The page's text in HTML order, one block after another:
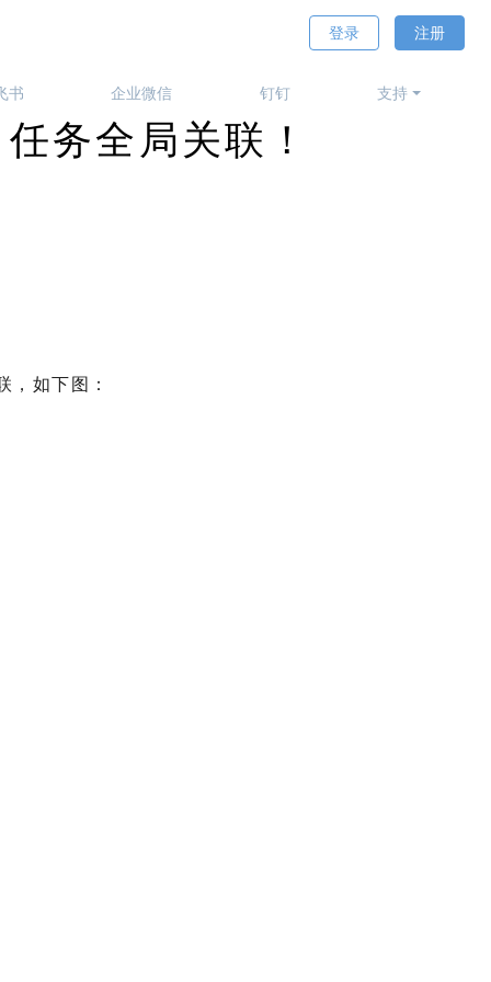
登录 注册
书 企业微信 钉钉 支持
务全局关联！
如下图：